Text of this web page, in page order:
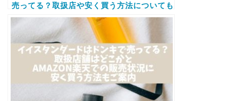
売ってる？取扱店や安く買う方法についても
ご案内